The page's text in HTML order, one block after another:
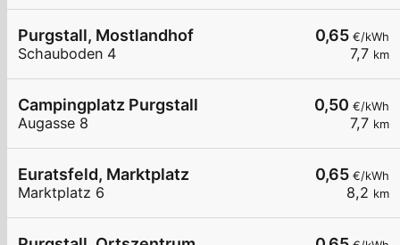
0,65 €/kWh
7,7 km
Purgstall, Mostlandhof
Schauboden 4
0,50 €/kWh
7,7 km
Campingplatz Purgstall
Augasse 8
0,65 €/kWh
8,2 km
Euratsfeld, Marktplatz
Marktplatz 6